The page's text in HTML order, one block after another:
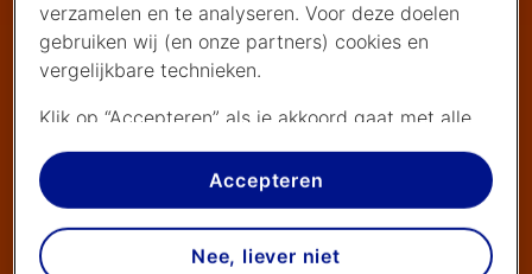
verzamelen en te analyseren. Voor deze doelen
gebruiken wij (en onze partners) cookies en
vergelijkbare technieken.
Klik op “Accepteren” als je akkoord gaat met alle
cookies. Kies je voor “Nee, liever niet”, dan
plaatsen we alleen strikt noodzakelijke cookies om
de website goed te laten werken. Dat betekent
dat we geen vormen van personalisatie
toepassen.
Accepteren
Nee, liever niet